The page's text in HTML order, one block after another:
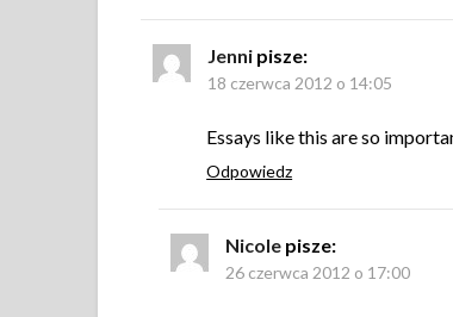
Jenni pisze:
18 czerwca 2012 o 14:05
Essays like this are so
Odpowiedz
Nicole pisze:
26 czerwca 2012 o 17:00